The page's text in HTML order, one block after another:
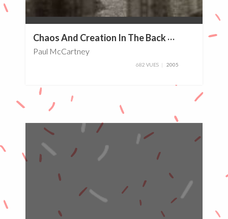
C
haos And Creation In The Back Yard
Paul McCartney
682 VUES 2005